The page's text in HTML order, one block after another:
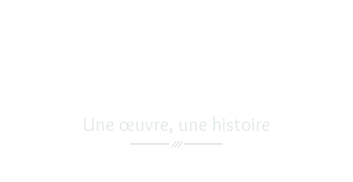
Une œuvre, une histoire